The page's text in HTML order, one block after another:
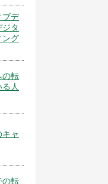
ブデ
タ
ング
の転
人
ャ
の転